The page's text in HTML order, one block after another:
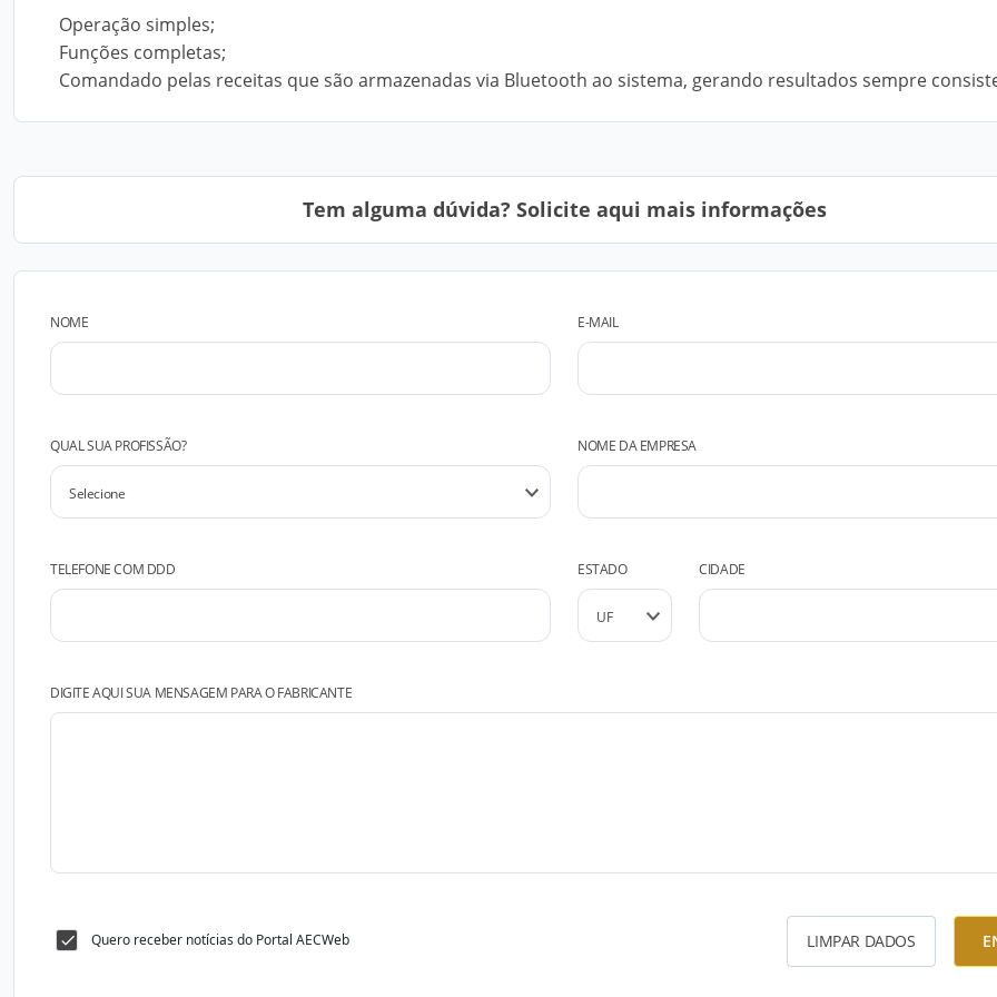
Operação simples;
Funções completas;
Comandado pelas receitas que são armazenadas via Bluetooth ao sistema, gerando resultados sempre
Tem alguma dúvida? Solicite aqui mais informações
NOME E-MAIL
QUAL SUA PROFISSÃO? NOME DA EMPRESA
TELEFONE COM DDD ESTADO CIDADE
DIGITE AQUI SUA MENSAGEM PARA O FABRICANTE
Quero receber notícias do Portal AECWeb LIMPAR DADOS